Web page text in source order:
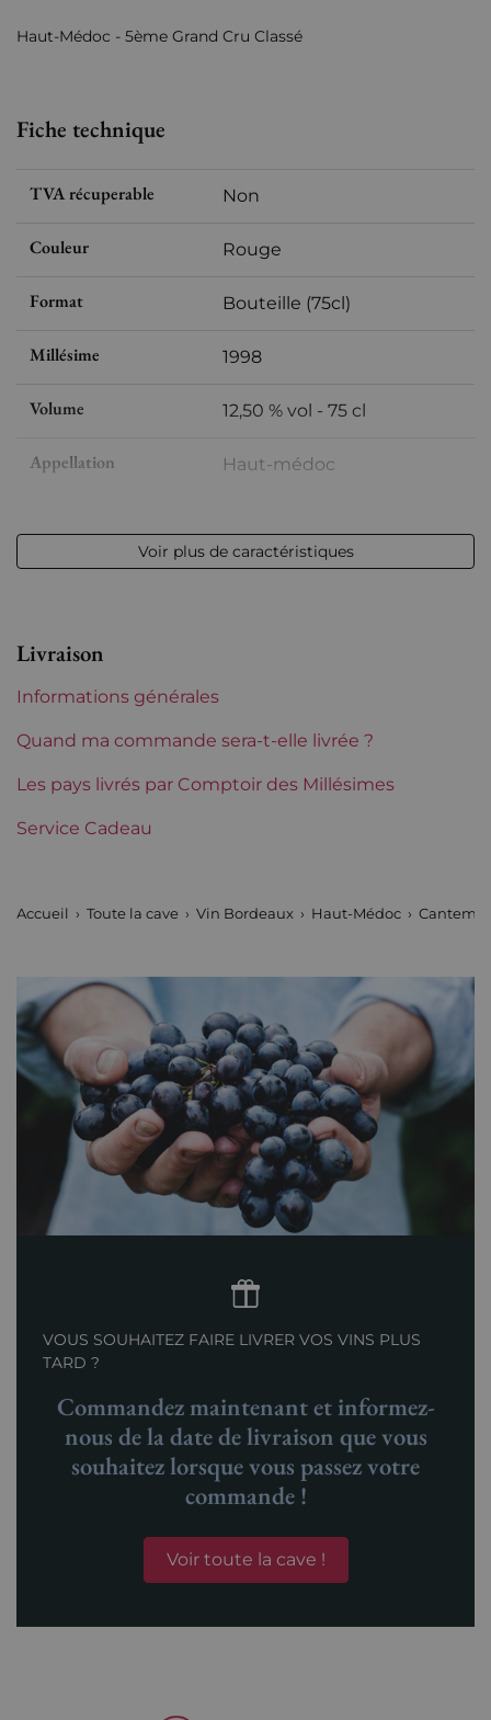
Haut-Médoc - 5ème Grand Cru Classé
Fiche technique
TVA récuperable Non
Couleur Rouge
Format Bouteille (75cl)
Millésime 1998
Volume 12,50 % vol - 75 cl
Appellation Haut-médoc
Etiquette Légèrement abîmée
Maturité Vins à maturité
Châteaux de Bordeaux Cantemerle
Tranche de prix
Voir plus de caractéristiques
Livraison
Informations générales
Quand ma commande sera-t-elle livrée ?
Les pays livrés par Comptoir des Millésimes
Service Cadeau
Accueil Toute la cave Vin Bordeaux Haut-Médoc
VOUS SOUHAITEZ FAIRE LIVRER VOS VINS PLUS
TARD ?
Commandez maintenant et informez-
nous de la date de livraison que vous
souhaitez lorsque vous passez votre
commande !
Voir toute la cave !